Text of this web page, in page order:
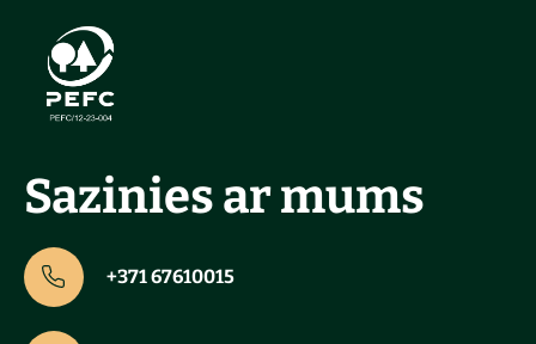
Sazinies ar mums
+371 67610015